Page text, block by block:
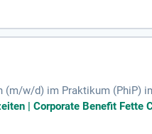
(m/w/d) im Praktikum (PhiP)
in der Herstellung
von Hamburg entfernt.
| Corporate Benefit Fette